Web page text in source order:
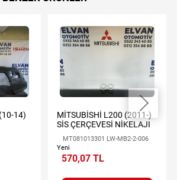
14)
MİTSUBİSHİ L200 (2011-)
SİS ÇERÇEVESİ NİKELAJI
MT081013301 LW-MB2-2-006
Yeni
570,07 TL